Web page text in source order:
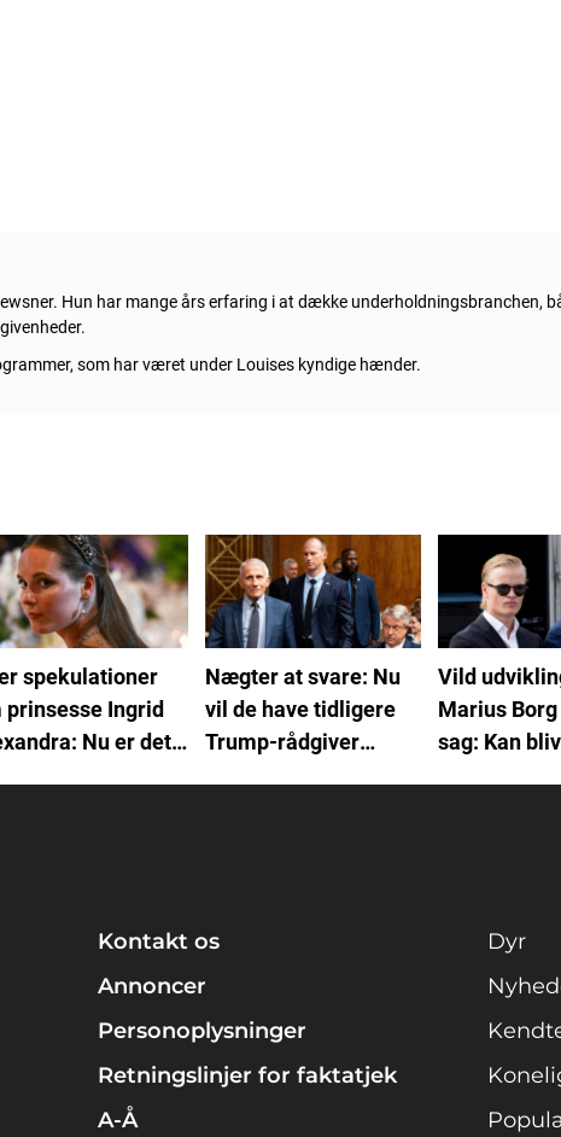
Hun har mange års erfaring i at dække underholdningsbranchen,
som har været under Louises kyndige hænder.
spekulationer
prinsesse Ingrid
Nu er det
Nægter at svare: Nu
vil de have tidligere
Trump-rådgiver
Vild
Marius
sag: Kan
Kontakt os
Annoncer
Personoplysninger
Retningslinjer for faktatjek
A-Å
Dyr